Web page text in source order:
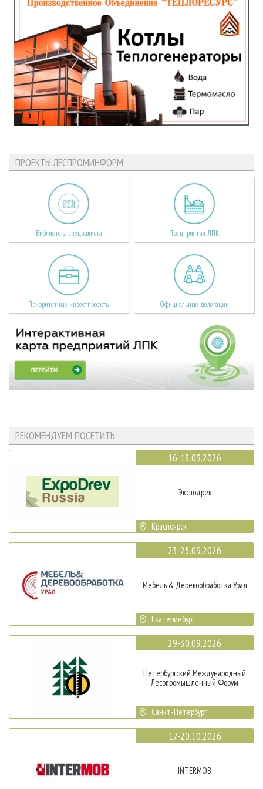
ПРОЕКТЫ ЛЕСПРОМИНФОРМ
Библиотека специалиста Предприятия ЛПК
Приоритетные инвестпроекты Официальные делегации
РЕКОМЕНДУЕМ ПОСЕТИТЬ
16-18.09.2026
Эксподрев
Красноярск
23-25.09.2026
Мебель & Деревообработка Урал
Екатеринбург
29-30.09.2026
Петербургский Международный
Лесопромышленный Форум
Санкт-Петербург
17-20.10.2026
INTERMOB